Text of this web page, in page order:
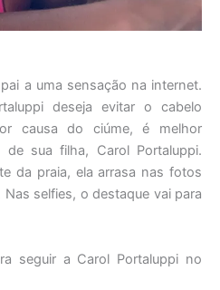
a uma sensação na internet.
deseja evitar o cabelo
causa do ciúme, é melhor
sua filha, Carol Portaluppi.
da praia, ela arrasa nas fotos
selfies, o destaque vai para
seguir a Carol Portaluppi no